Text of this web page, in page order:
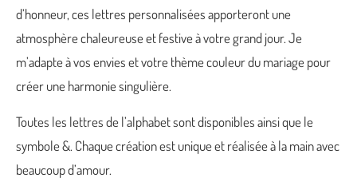
d’honneur, ces lettres personnalisées apporteront une
atmosphère chaleureuse et festive à votre grand jour. Je
m’adapte à vos envies et votre thème couleur du mariage pour
créer une harmonie singulière.
Toutes les lettres de l’alphabet sont disponibles ainsi que le
symbole &. Chaque création est unique et réalisée à la main avec
beaucoup d’amour.